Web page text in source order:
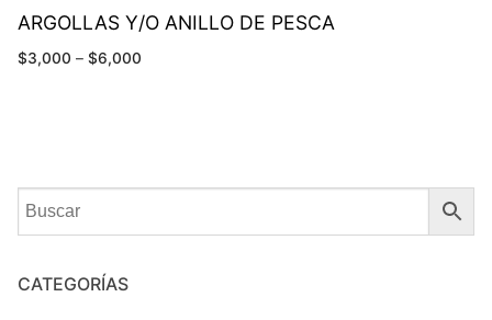
ARGOLLAS Y/O ANILLO DE PESCA
$3,000 – $6,000
CATEGORÍAS